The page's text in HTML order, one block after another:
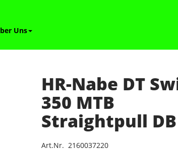
Uns
HR-Nabe DT
350 MTB
Straightpull DB
Art.Nr. 2160037220